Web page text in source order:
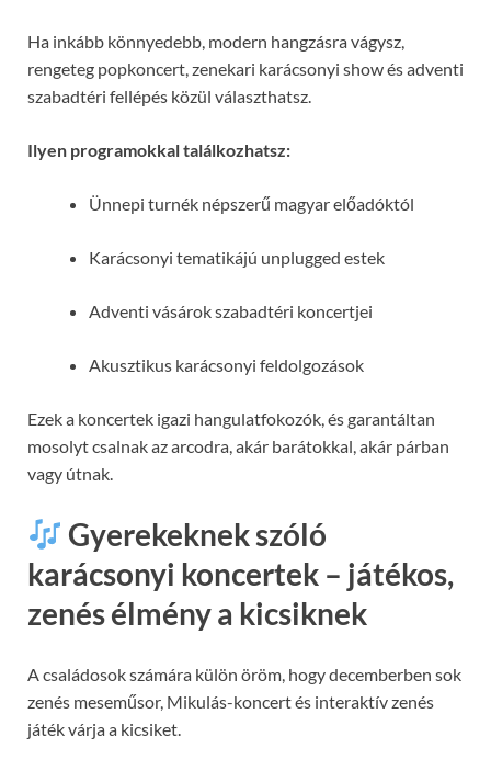
Ha inkább könnyedebb, modern hangzásra vágysz,
rengeteg popkoncert, zenekari karácsonyi show és adventi
szabadtéri fellépés közül választhatsz.
Ilyen programokkal találkozhatsz:
Ünnepi turnék népszerű magyar előadóktól
Karácsonyi tematikájú unplugged estek
Adventi vásárok szabadtéri koncertjei
Akusztikus karácsonyi feldolgozások
Ezek a koncertek igazi hangulatfokozók, és garantáltan
mosolyt csalnak az arcodra, akár barátokkal, akár párban
vagy útnak.
Gyerekeknek szóló
karácsonyi koncertek – játékos,
zenés élmény a kicsiknek
A családosok számára külön öröm, hogy decemberben sok
zenés meseműsor, Mikulás-koncert és interaktív zenés
játék várja a kicsiket.